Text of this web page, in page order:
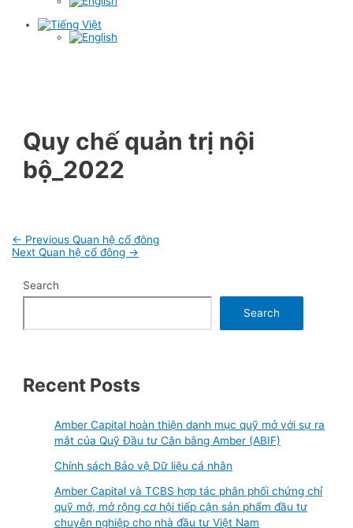
Quy chế quản trị nội
bộ_2022
Post
navigation
← Previous Quan hệ cổ đông
Next Quan hệ cổ đông →
Search
Search
Recent Posts
Amber Capital hoàn thiện danh mục quỹ mở với sự ra
mắt của Quỹ Đầu tư Cân bằng Amber (ABIF)
Chính sách Bảo vệ Dữ liệu cá nhân
Amber Capital và TCBS hợp tác phân phối chứng chỉ
quỹ mở, mở rộng cơ hội tiếp cận sản phẩm đầu tư
chuyên nghiệp cho nhà đầu tư Việt Nam